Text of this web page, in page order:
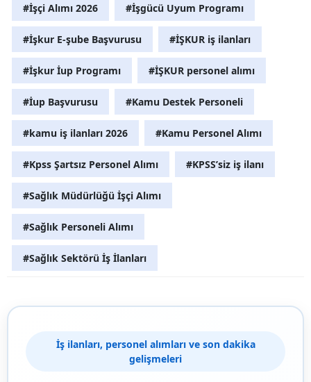
#İşçi Alımı 2026 #İşgücü Uyum Programı
#İşkur E-şube Başvurusu #İŞKUR iş ilanları
#İşkur İup Programı #İŞKUR personel alımı
#İup Başvurusu #Kamu Destek Personeli
#kamu iş ilanları 2026 #Kamu Personel Alımı
#Kpss Şartsız Personel Alımı #KPSS’siz iş ilanı
#Sağlık Müdürlüğü İşçi Alımı
#Sağlık Personeli Alımı
#Sağlık Sektörü İş İlanları
İş ilanları, personel alımları ve son dakika
gelişmeleri